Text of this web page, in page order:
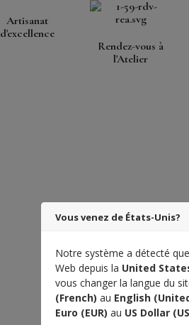
Artisanat
d'excellence
Rendez-vous à
l'Atelier
Vous venez de États-Unis?
Notre système a détecté
Web depuis la United
vous changer la langue du
(French) au English
Euro (EUR) au US Dollar